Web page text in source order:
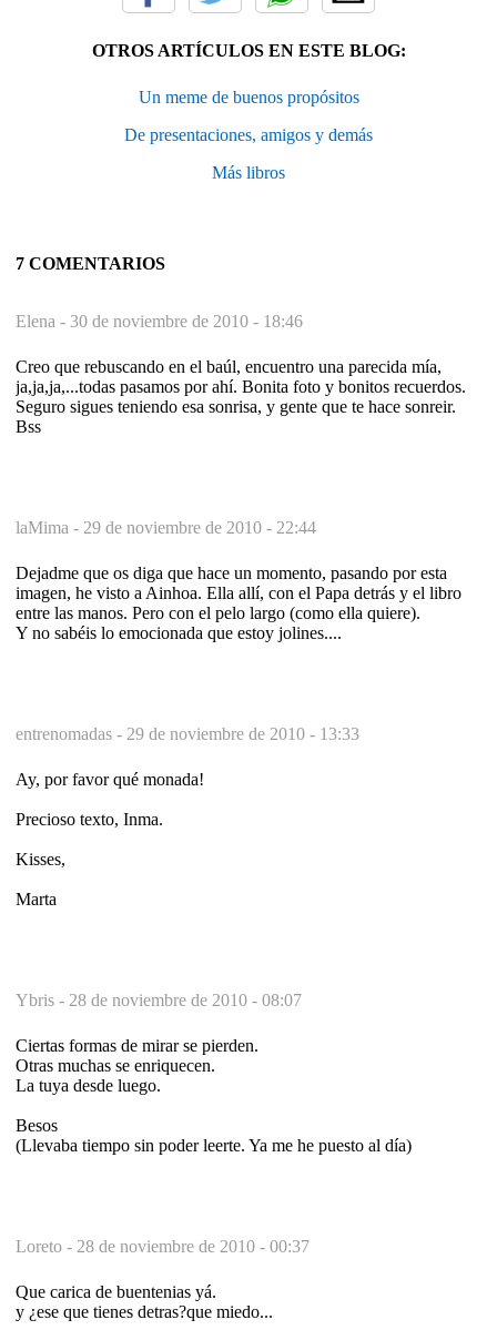
OTROS ARTÍCULOS EN ESTE BLOG:
Un meme de buenos propósitos
De presentaciones, amigos y demás
Más libros
7 COMENTARIOS
Elena - 30 de noviembre de 2010 - 18:46
Creo que rebuscando en el baúl, encuentro una parecida mía,
ja,ja,ja,...todas pasamos por ahí. Bonita foto y bonitos recuerdos.
Seguro sigues teniendo esa sonrisa, y gente que te hace sonreir.
Bss
laMima - 29 de noviembre de 2010 - 22:44
Dejadme que os diga que hace un momento, pasando por esta
imagen, he visto a Ainhoa. Ella allí, con el Papa detrás y el libro
entre las manos. Pero con el pelo largo (como ella quiere).
Y no sabéis lo emocionada que estoy jolines....
entrenomadas - 29 de noviembre de 2010 - 13:33
Ay, por favor qué monada!
Precioso texto, Inma.
Kisses,
Marta
Ybris - 28 de noviembre de 2010 - 08:07
Ciertas formas de mirar se pierden.
Otras muchas se enriquecen.
La tuya desde luego.
Besos
(Llevaba tiempo sin poder leerte. Ya me he puesto al día)
Loreto - 28 de noviembre de 2010 - 00:37
Que carica de buentenias yá.
y ¿ese que tienes detras?que miedo...